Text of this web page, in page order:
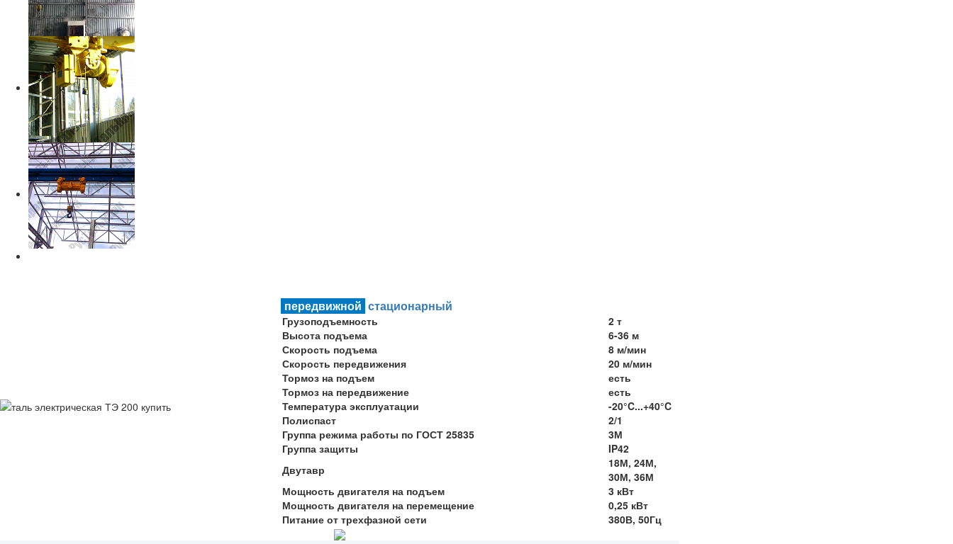
передвижной стационарный
Грузоподъемность
2 т
Высота подъема
6-36 м
Скорость подъема
8 м/мин
Скорость передвижения
20 м/мин
Тормоз на подъем
есть
Тормоз на передвижение
есть
Температура эксплуатации
-20°C...+40°C
Полиспаст
2/1
Группа режима работы по ГОСТ 25835
3М
Группа защиты
IP42
Двутавр
18М, 24М,
30М, 36М
Мощность двигателя на подъем
3 кВт
Мощность двигателя на перемещение
0,25 кВт
Питание от трехфазной сети
380В, 50Гц